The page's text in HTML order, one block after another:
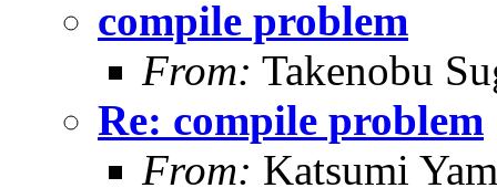
compile problem
From: Takenobu
Re: compile problem
From: Katsumi